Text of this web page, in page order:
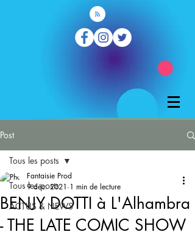
Post
Tous les posts
ACTUS & NEWS
Tous les posts
BENJY DOTTI à L'Alhambra
- THE LATE COMIC SHOW
Fantaisie Prod
9 déc. 2021 1 min de lecture